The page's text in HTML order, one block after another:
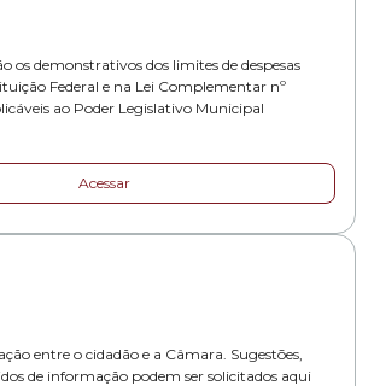
os demonstrativos dos limites de despesas
Federal e na Lei Complementar nº
ao Poder Legislativo Municipal
Acessar
entre o cidadão e a Câmara. Sugestões,
de informação podem ser solicitados aqui